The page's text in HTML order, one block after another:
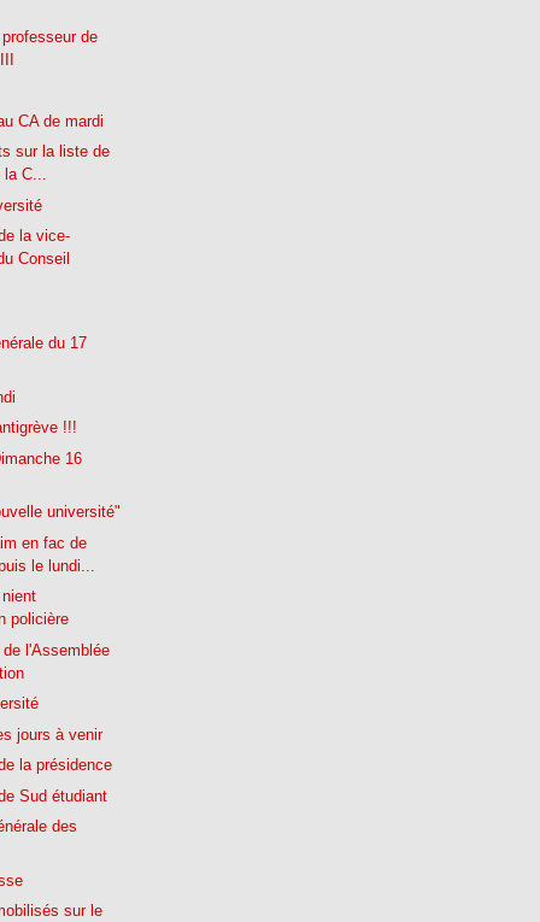
de
CA de mardi
sur la liste de
la C...
la vice-
Conseil
du 17
!!!
16
université"
en fac de
le lundi...
policière
l'Assemblée
jours à venir
la présidence
Sud étudiant
des
sur le